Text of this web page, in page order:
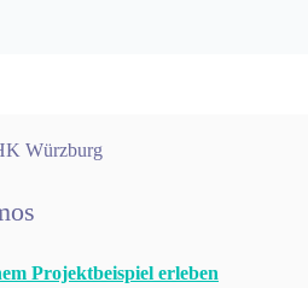
Projektbeispiel erleben